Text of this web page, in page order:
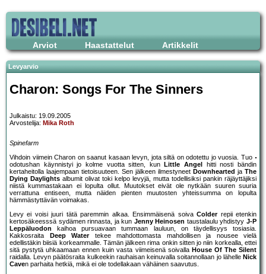
Arviot Haastattelut Artikkelit
Levyarvio
Charon: Songs For The Sinners
Julkaistu: 19.09.2005
Arvostelija: Mika Roth
Spinefarm
Vihdoin viimein Charon on saanut kasaan levyn, jota siltä on odotettu jo vuosia. Tuo
odotushan käynnistyi jo kolme vuotta sitten, kun
Little Angel
hitti nosti bändin
kertaheitolla laajempaan tietoisuuteen. Sen jälkeen ilmestyneet Downhearted ja The
Dying Daylights albumit olivat toki kelpo levyjä, mutta todellisiksi pankin räjäyttäjiksi
niistä kummastakaan ei lopulta ollut. Muutokset eivät ole nytkään suuren suuria
verrattuna entiseen, mutta näiden pienten muutosten yhteissumma on lopulta
hämmästyttävän voimakas.
Levy ei voisi juuri tätä paremmin alkaa. Ensimmäisenä soivaColderrepii etenkin
kertosäkeesssä sydämen rinnasta, ja kun Jenny Heinosen taustalaulu yhdistyyJ-P
Leppäluodon kaihoa pursuavaan tummaan lauluun, on täydellisyys tosiasia.
Kakkosraita
Deep Watertekee mahdottomasta mahdollisen ja nousee vielä
edellistäkin biisiä korkeammalle. Tämän jälkeen rima onkin sitten jo niin korkealla, ettei
sitä pystytä uhkaamaan ennen kuin vasta viimeisenä soivalla House Of The Silent
raidalla. Levyn päätösraita kulkeekin rauhaisan keinuvalla soitannollaan jo lähelle Nick
Caven parhaita hetkiä, mikä ei ole todellakaan vähäinen saavutus.